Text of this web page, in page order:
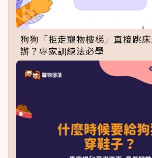
狗狗「拒走寵物樓梯」直接跳
辦？專家訓練法必學